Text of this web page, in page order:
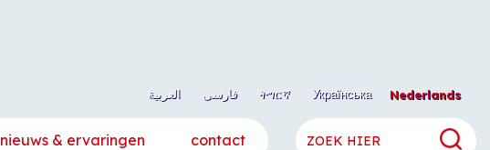
Nederlands العربية فارسی ትግርኛ Українська
nieuws & ervaringen contact